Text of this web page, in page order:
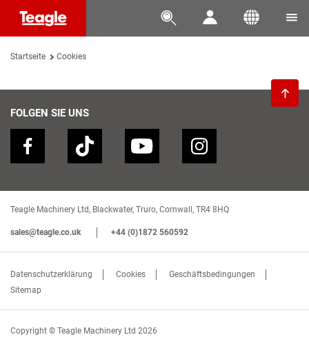
   
Startseite Cookies

FOLGEN SIE UNS
Teagle Machinery Ltd, Blackwater, Truro, Cornwall, TR4 8HQ
sales@teagle.co.uk +44 (0)1872 560592
Datenschutzerklärung Cookies
Geschäftsbedingungen
Sitemap
Copyright © Teagle Machinery Ltd 2026